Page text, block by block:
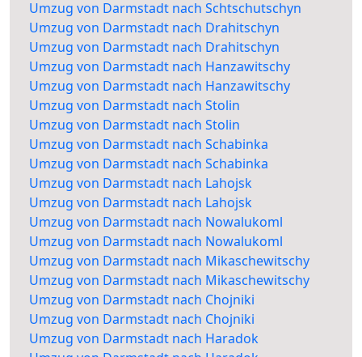
Umzug von Darmstadt nach Schtschutschyn
Umzug von Darmstadt nach Drahitschyn
Umzug von Darmstadt nach Drahitschyn
Umzug von Darmstadt nach Hanzawitschy
Umzug von Darmstadt nach Hanzawitschy
Umzug von Darmstadt nach Stolin
Umzug von Darmstadt nach Stolin
Umzug von Darmstadt nach Schabinka
Umzug von Darmstadt nach Schabinka
Umzug von Darmstadt nach Lahojsk
Umzug von Darmstadt nach Lahojsk
Umzug von Darmstadt nach Nowalukoml
Umzug von Darmstadt nach Nowalukoml
Umzug von Darmstadt nach Mikaschewitschy
Umzug von Darmstadt nach Mikaschewitschy
Umzug von Darmstadt nach Chojniki
Umzug von Darmstadt nach Chojniki
Umzug von Darmstadt nach Haradok